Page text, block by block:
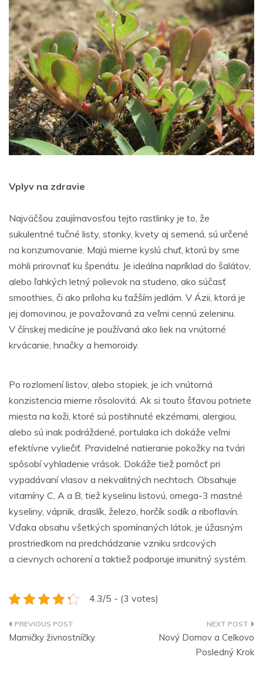
Vplyv na zdravie
Najväčšou zaujímavosťou tejto rastlinky je to, že
sukulentné tučné listy, stonky, kvety aj semená, sú určené
na konzumovanie. Majú mierne kyslú chuť, ktorú by sme
mohli prirovnať ku špenátu. Je ideálna napríklad do šalátov,
alebo ľahkých letný polievok na studeno, ako súčasť
smoothies, či ako príloha ku ťažším jedlám. V Ázii, ktorá je
jej domovinou, je považovaná za veľmi cennú zeleninu.
V čínskej medicíne je používaná ako liek na vnútorné
krvácanie, hnačky a hemoroidy.
Po rozlomení listov, alebo stopiek, je ich vnútorná
konzistencia mierne rôsolovitá. Ak si touto šťavou potriete
miesta na koži, ktoré sú postihnuté ekzémami, alergiou,
alebo sú inak podráždené, portulaka ich dokáže veľmi
efektívne vyliečiť. Pravidelné natieranie pokožky na tvári
spôsobí vyhladenie vrások. Dokáže tiež pomôcť pri
vypadávaní vlasov a nekvalitných nechtoch. Obsahuje
vitamíny C, A a B, tiež kyselinu listovú, omega-3 mastné
kyseliny, vápnik, draslík, železo, horčík sodík a riboflavín.
Vďaka obsahu všetkých spomínaných látok, je úžasným
prostriedkom na predchádzanie vzniku srdcových
a cievnych ochorení a taktiež podporuje imunitný systém.
4.3/5 - (3 votes)
Navigace
Mamičky živnostníčky
Nový Domov a Celkovo
Posledný Krok